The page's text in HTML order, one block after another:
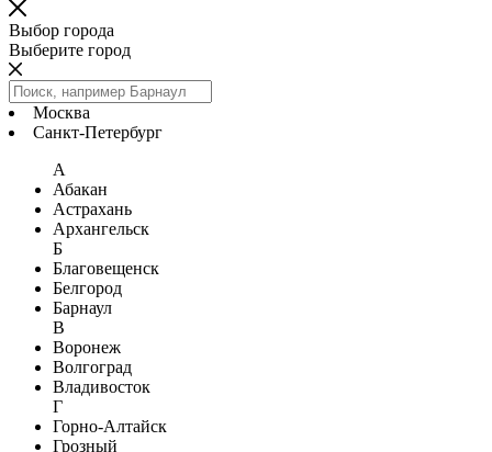
Выбор города
Выберите город
Москва
Санкт-Петербург
А
Абакан
Астрахань
Архангельск
Б
Благовещенск
Белгород
Барнаул
В
Воронеж
Волгоград
Владивосток
Г
Горно-Алтайск
Грозный